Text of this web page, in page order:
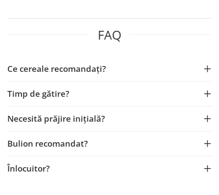
FAQ
Ce cereale recomandați?
Timp de gătire?
Necesită prăjire inițială?
Bulion recomandat?
Înlocuitor?